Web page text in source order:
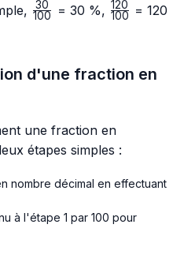
\frac{30}
100
30 = 30 %, \frac{120}
100
120
= 120
d'une fraction en
une fraction en
étapes simples :
nombre décimal en effectuant
à l'étape 1 par 100 pour